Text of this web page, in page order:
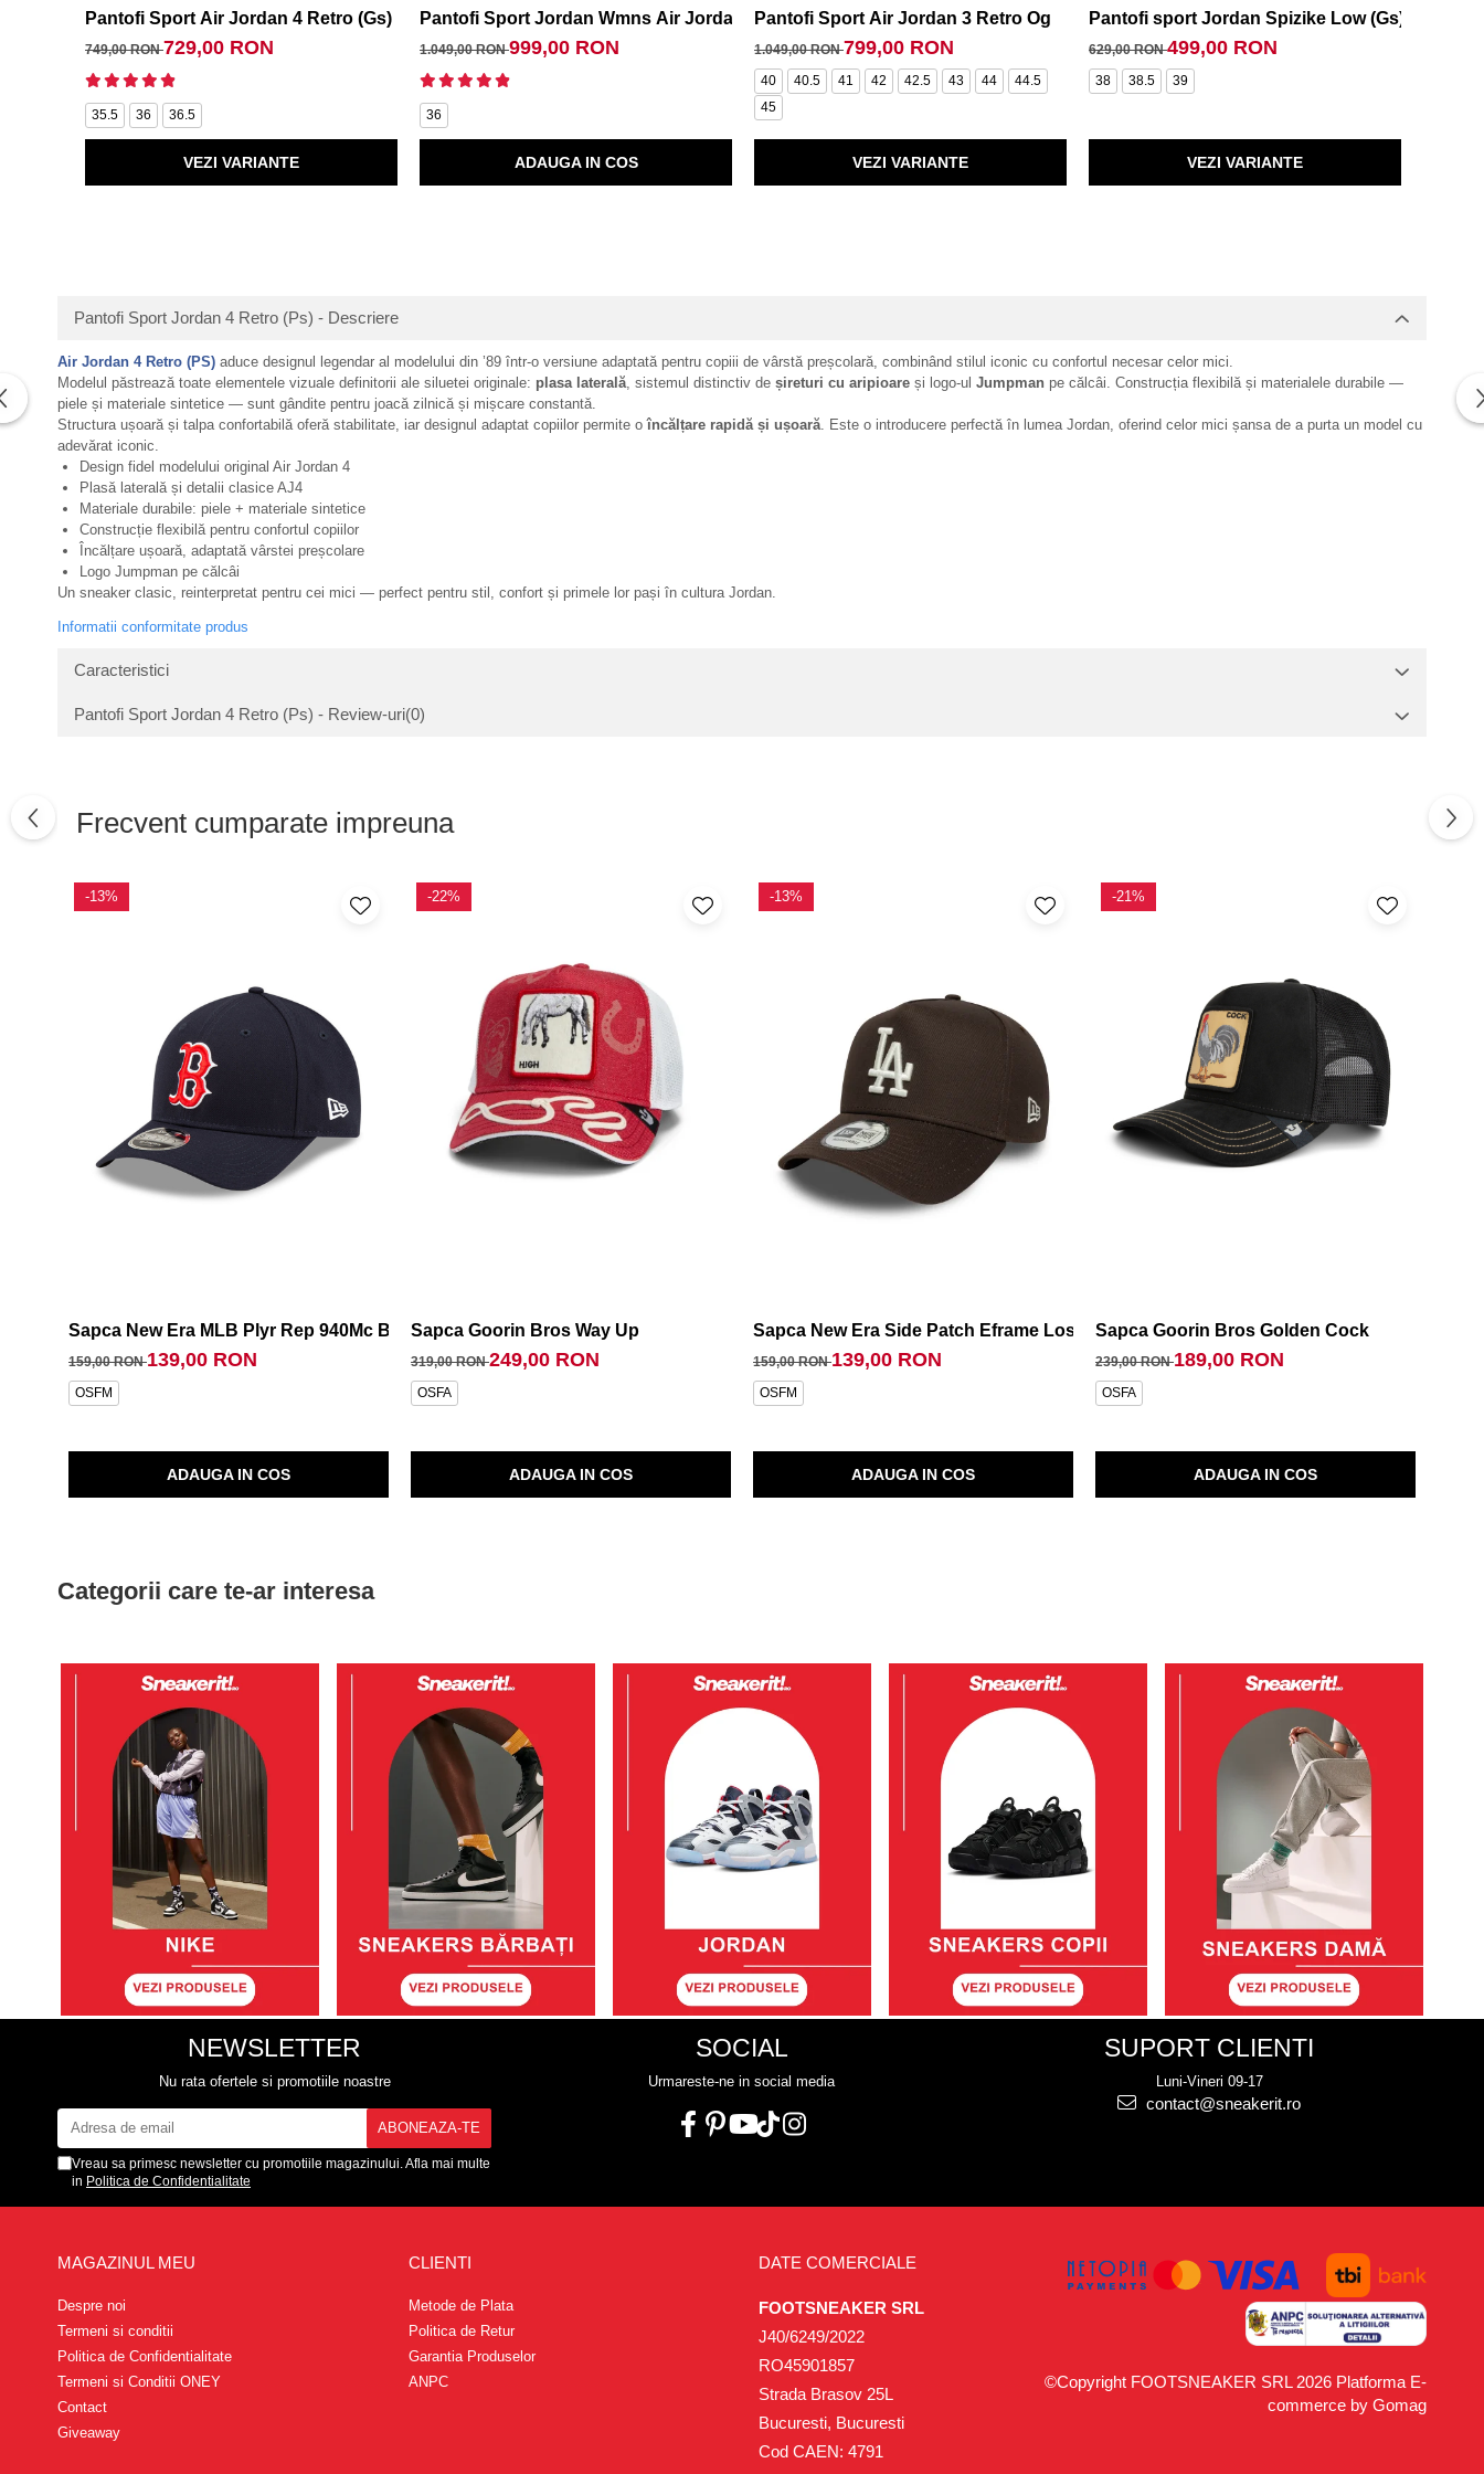
Pantofi Sport Air Jordan 4 Retro (Gs)
749,00 RON729,00 RON
35.5 36 36.5
VEZI VARIANTE
Pantofi Sport Jordan Wmns Air Jordan 4 Retro
1.049,00 RON999,00 RON
36
ADAUGA IN COS
Pantofi Sport Air Jordan 3 Retro Og
1.049,00 RON799,00 RON
40 40.5 41 42 42.5 43 44
44.5
45
VEZI VARIANTE
Pantofi sport Jordan Spizike Low (Gs)
629,00 RON499,00 RON
38 38.5 39
VEZI VARIANTE
Pantofi Sport Jordan 4 Retro (Ps) - Descriere
Air Jordan 4 Retro (PS) aduce designul legendar al modelului din ’89 într-o versiune adaptată pentru copiii de vârstă preșcolară, combinând stilul iconic cu confortul necesar celor mici.
Modelul păstrează toate elementele vizuale definitorii ale siluetei originale: plasa laterală, sistemul distinctiv de șireturi cu aripioare și logo-ul Jumpman pe călcâi. Construcția flexibilă și materialele durabile —
piele și materiale sintetice — sunt gândite pentru joacă zilnică și mișcare constantă.
Structura ușoară și talpa confortabilă oferă stabilitate, iar designul adaptat copiilor permite oîncălțare rapidă și ușoară. Este o introducere perfectă în lumea Jordan, oferind celor mici șansa de a purta un model cu
adevărat iconic.
Design fidel modelului original Air Jordan 4
Plasă laterală și detalii clasice AJ4
Materiale durabile: piele + materiale sintetice
Construcție flexibilă pentru confortul copiilor
Încălțare ușoară, adaptată vârstei preșcolare
Logo Jumpman pe călcâi
Un sneaker clasic, reinterpretat pentru cei mici — perfect pentru stil, confort și primele lor pași în cultura Jordan.
Informatii conformitate produs
Caracteristici
Pantofi Sport Jordan 4 Retro (Ps) - Review-uri(0)
Frecvent cumparate impreuna
-13%
Sapca New Era MLB Plyr Rep 940Mc Boston Red Sox Gm Otc
159,00 RON139,00 RON
OSFM
ADAUGA IN COS
-22%
Sapca Goorin Bros Way Up
319,00 RON249,00 RON
OSFA
ADAUGA IN COS
-13%
Sapca New Era Side Patch Eframe Los Angeles Dodgers Brs
159,00 RON139,00 RON
OSFM
ADAUGA IN COS
-21%
Sapca Goorin Bros Golden Cock
239,00 RON189,00 RON
OSFA
ADAUGA IN COS
Categorii care te-ar interesa
NEWSLETTER
Nu rata ofertele si promotiile noastre
Vreau sa primesc newsletter cu promotiile magazinului. Afla mai multe
in Politica de Confidentialitate
SOCIAL
Urmareste-ne in social media
SUPORT CLIENTI
Luni-Vineri 09-17
contact@sneakerit.ro
MAGAZINUL MEU
Despre noi
Termeni si conditii
Politica de Confidentialitate
Termeni si Conditii ONEY
Contact
Giveaway
CLIENTI
Metode de Plata
Politica de Retur
Garantia Produselor
ANPC
DATE COMERCIALE
FOOTSNEAKER SRL
J40/6249/2022
RO45901857
Strada Brasov 25L
Bucuresti, Bucuresti
Cod CAEN: 4791
©Copyright FOOTSNEAKER SRL 2026 Platforma E-
commerce by Gomag